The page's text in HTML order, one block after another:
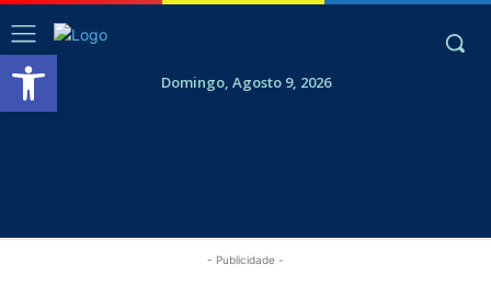
Abrir a barra de ferramentasDomingo, Agosto 9, 2026
- Publicidade -